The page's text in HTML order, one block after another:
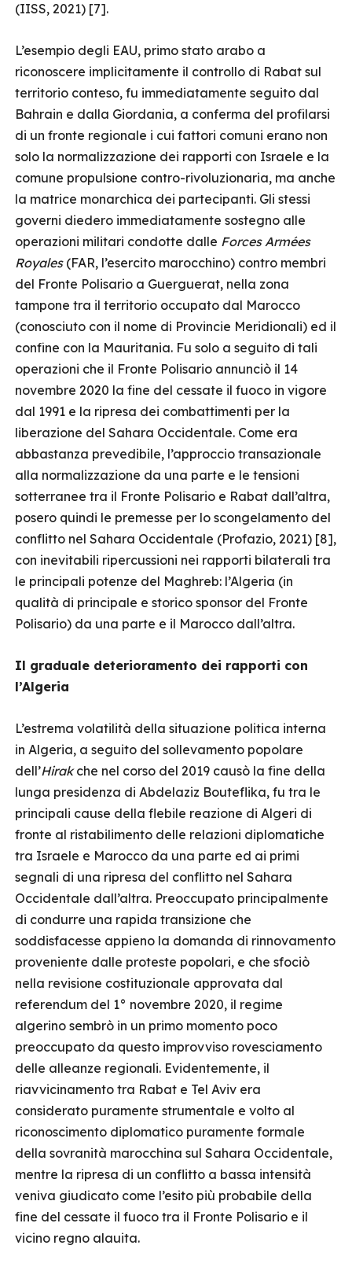
(IISS, 2021) [7].
L’esempio degli EAU, primo stato arabo a
riconoscere implicitamente il controllo di Rabat sul
territorio conteso, fu immediatamente seguito dal
Bahrain e dalla Giordania, a conferma del profilarsi
di un fronte regionale i cui fattori comuni erano non
solo la normalizzazione dei rapporti con Israele e la
comune propulsione contro-rivoluzionaria, ma anche
la matrice monarchica dei partecipanti. Gli stessi
governi diedero immediatamente sostegno alle
operazioni militari condotte dalle Forces Armées
Royales(FAR, l’esercito marocchino) contro membri
del Fronte Polisario a Guerguerat, nella zona
tampone tra il territorio occupato dal Marocco
(conosciuto con il nome di Provincie Meridionali) ed il
confine con la Mauritania. Fu solo a seguito di tali
operazioni che il Fronte Polisario annunciò il 14
novembre 2020 la fine del cessate il fuoco in vigore
dal 1991 e la ripresa dei combattimenti per la
liberazione del Sahara Occidentale. Come era
abbastanza prevedibile, l’approccio transazionale
alla normalizzazione da una parte e le tensioni
sotterranee tra il Fronte Polisario e Rabat dall’altra,
posero quindi le premesse per lo scongelamento del
conflitto nel Sahara Occidentale (Profazio, 2021) [8],
con inevitabili ripercussioni nei rapporti bilaterali tra
le principali potenze del Maghreb: l’Algeria (in
qualità di principale e storico sponsor del Fronte
Polisario) da una parte e il Marocco dall’altra.
Il graduale deterioramento dei rapporti con
l’Algeria
L’estrema volatilità della situazione politica interna
in Algeria, a seguito del sollevamento popolare
dell’Hirakche nel corso del 2019 causò la fine della
lunga presidenza di Abdelaziz Bouteflika, fu tra le
principali cause della flebile reazione di Algeri di
fronte al ristabilimento delle relazioni diplomatiche
tra Israele e Marocco da una parte ed ai primi
segnali di una ripresa del conflitto nel Sahara
Occidentale dall’altra. Preoccupato principalmente
di condurre una rapida transizione che
soddisfacesse appieno la domanda di rinnovamento
proveniente dalle proteste popolari, e che sfociò
nella revisione costituzionale approvata dal
referendum del 1° novembre 2020, il regime
algerino sembrò in un primo momento poco
preoccupato da questo improvviso rovesciamento
delle alleanze regionali. Evidentemente, il
riavvicinamento tra Rabat e Tel Aviv era
considerato puramente strumentale e volto al
riconoscimento diplomatico puramente formale
della sovranità marocchina sul Sahara Occidentale,
mentre la ripresa di un conflitto a bassa intensità
veniva giudicato come l’esito più probabile della
fine del cessate il fuoco tra il Fronte Polisario e il
vicino regno alauita.